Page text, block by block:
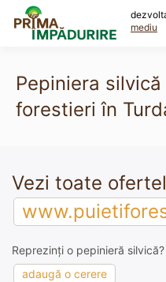
content
mediu
Pepiniera
forestieri în
Vezi toate
Reprezinți o pepinieră silvică?
adaugă o cerere